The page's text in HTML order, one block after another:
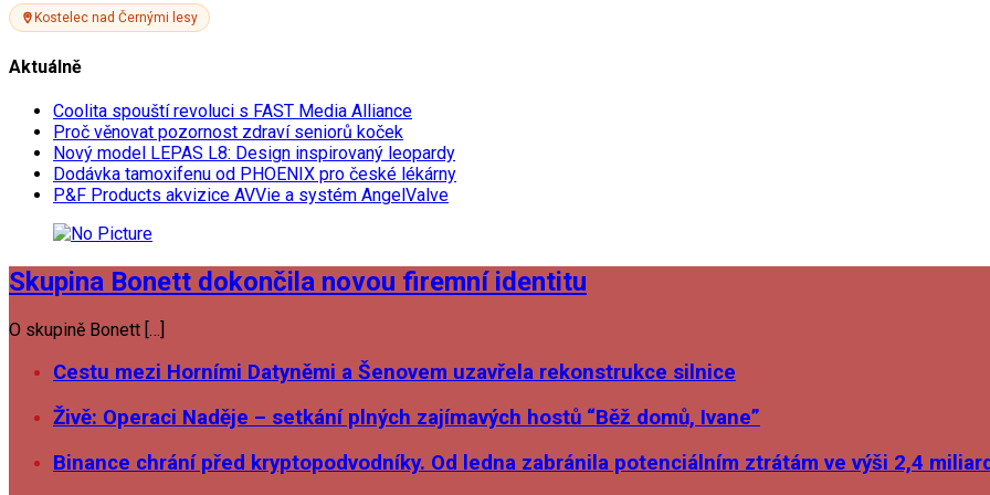
Kostelec nad Černými lesy
Aktuálně
Coolita spouští revoluci s FAST Media Alliance
Proč věnovat pozornost zdraví seniorů koček
Nový model LEPAS L8: Design inspirovaný leopardy
Dodávka tamoxifenu od PHOENIX pro české lékárny
P&F Products akvizice AVVie a systém AngelValve
Skupina Bonett dokončila novou firemní identitu
O skupině Bonett […]
Cestu mezi Horními Datyněmi a Šenovem uzavřela rekonstrukce silnice
Živě: Operaci Naděje – setkání plných zajímavých hostů “Běž domů, Ivane”
Binance chrání před kryptopodvodníky. Od ledna zabránila potenciálním ztrátám ve výši 2,4